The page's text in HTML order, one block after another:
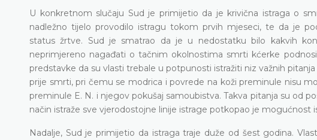
U konkretnom slučaju Sud je primijetio da je krivična istraga o
nadležno tijelo provodilo istragu tokom prvih mjeseci, te da je
status žrtve. Sud je smatrao da je u nedostatku bilo kakvih
neprimjereno nagađati o tačnim okolnostima smrti kćerke
predstavke da su vlasti trebale u potpunosti istražiti niz važnih
prije smrti, pri čemu se modrica i povrede na koži preminule nisu
preminule E. N. i njegov pokušaj samoubistva. Takva pitanja su od
način istraže sve vjerodostojne linije istrage potkopao je mogućnost
Nadalje, Sud je primijetio da istraga traje duže od šest godina.